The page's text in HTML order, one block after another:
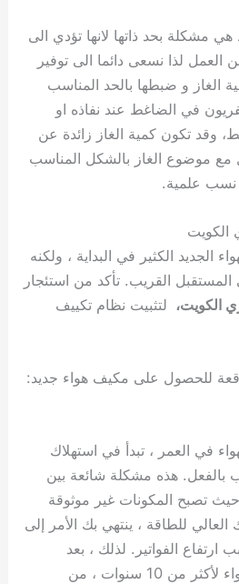
مشكلة بحد ذاتها لانها تؤدي الى
لذا نسعى دائما الى توفير
و ضبطها بالحد المناسب
في الضاغط عند نفاذه او
وقد تكون كمية الغاز زائدة عن
مع موضوع الغاز بالشكل المناسب
علمية.
الكويت
الجديد الكثير في البداية ، ولكنه
القريب. تأكد من استئجار
الكويت، لتثبيت نظام تكييف
في العمر ، تبدأ في استهلاك
بالفعل. هذه مشكلة شائعة بين
حيث تصبح المكونات غير موثوقة
للطاقة ، ينتهي بك الأمر إلى
ارتفاع الفواتير. لذلك ، بعد
استخدام نظام تكييف الهواء لأكثر من 10 سنوات ، من